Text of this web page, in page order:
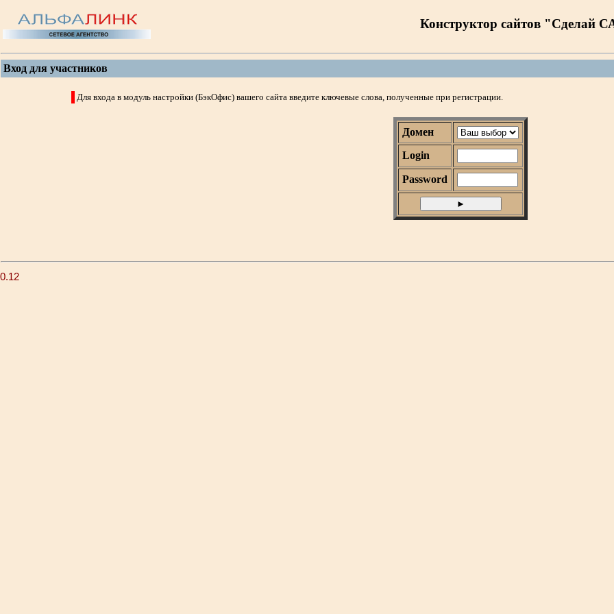
Конструктор сайтов "Сделай
Вход для участников
Для входа в модуль настройки (БэкОфис) вашего сайта введите ключевые слова, полученные при регистрации.
Домен
Login
Password
0.12